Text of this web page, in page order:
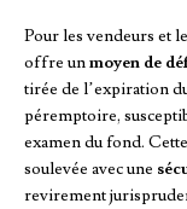
Pour les vendeurs et
offre unmoyen de
tirée de l’expiration
péremptoire,
examen du fond.
soulevée avec une
revirement